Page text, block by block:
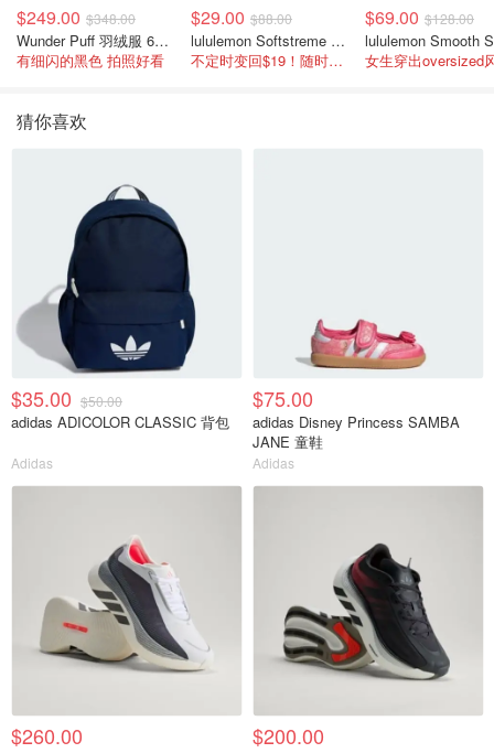
$249.00 $348.00
Wunder Puff 羽绒服 600蓬松度
有细闪的黑色 拍照好看
$29.00 $88.00
lululemon Softstreme 女士高腰短裤 10cm
不定时变回$19！随时点进来看
$69.00 $128.00
女生穿出oversized
猜你喜欢
$35.00 $50.00
adidas ADICOLOR CLASSIC 背包
Adidas
$75.00
adidas Disney Princess SAMBA
JANE 童鞋
Adidas
$260.00 $200.00